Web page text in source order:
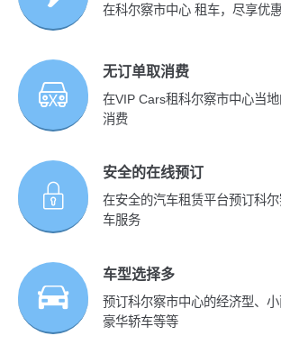
在科尔察市中心 租车，尽享优惠
无订单取消费
在VIP Cars租科尔察市中心当
消费
安全的在线预订
在安全的汽车租赁平台预订科
车服务
车型选择多
预订科尔察市中心的经济型、小
豪华轿车等等